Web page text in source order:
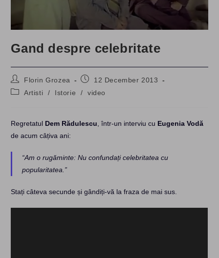
Gand despre celebritate
Post
author:
Florin Grozea
Post12 December 2013
PostArtisti / Istorie / video
Regretatul Dem Rădulescu , într-un interviu cu Eugenia Vodă
de acum câțiva ani:
“Am o rugăminte: Nu confundați celebritatea cu
popularitatea.”
Stați câteva secunde și gândiți-vă la fraza de mai sus.